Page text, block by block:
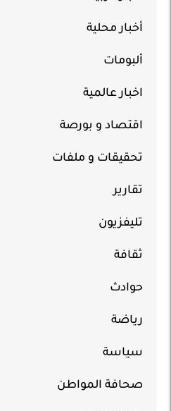
أخبار محلية
ألبومات
اخبار عالمية
اقتصاد و بورصة
تحقيقات و ملفات
تقارير
تليفزيون
ثقافة
حوادث
رياضة
سياسة
صحافة المواطن